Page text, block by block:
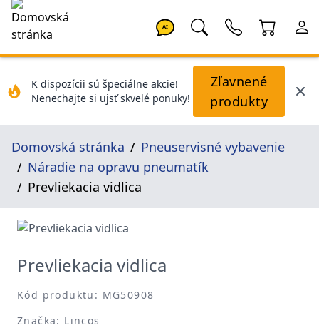
AI
K dispozícii sú špeciálne akcie!
Nenechajte si ujsť skvelé ponuky!
Zľavnené
produkty
Domovská stránka
Pneuservisné vybavenie
Náradie na opravu pneumatík
Prevliekacia vidlica
Prevliekacia vidlica
Kód produktu: MG50908
Značka: Lincos